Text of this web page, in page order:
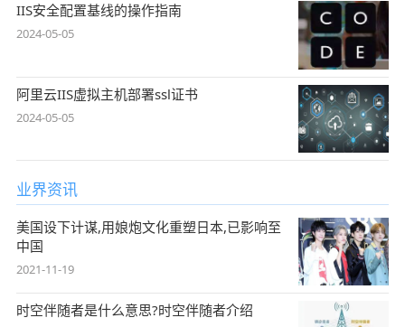
IIS安全配置基线的操作指南
2024-05-05
阿里云IIS虚拟主机部署ssl证书
2024-05-05
业界资讯
美国设下计谋,用娘炮文化重塑日本,已影响至
中国
2021-11-19
时空伴随者是什么意思?时空伴随者介绍